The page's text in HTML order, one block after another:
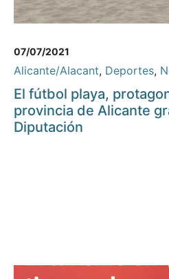
07/07/2021
Alicante/Alacant, Deportes,
El fútbol playa,
provincia de Alicante
Diputación